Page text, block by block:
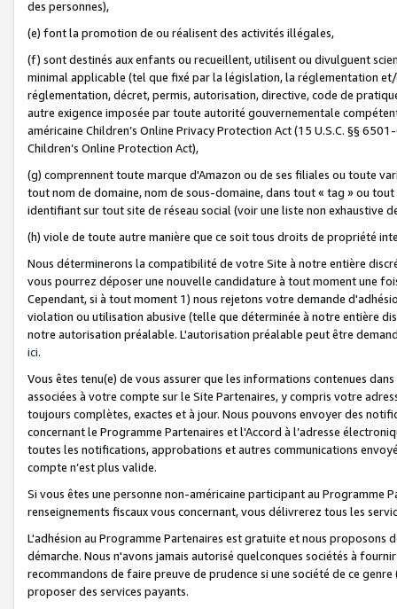
des personnes),
(e) font la promotion de ou réalisent des activités illégales,
(f) sont destinés aux enfants ou recueillent, utilisent ou divulguent
minimal applicable (tel que fixé par la législation, la réglementation
réglementation, décret, permis, autorisation, directive, code de
autre exigence imposée par toute autorité gouvernementale
américaine Children’s Online Privacy Protection Act (15 U.S.C. §§
Children’s Online Protection Act),
(g) comprennent toute marque d'Amazon ou de ses filiales ou toute
tout nom de domaine, nom de sous-domaine, dans tout « tag » ou
identifiant sur tout site de réseau social (voir une liste non exhaustive
(h) viole de toute autre manière que ce soit tous droits de propriété
Nous déterminerons la compatibilité de votre Site à notre entière
vous pourrez déposer une nouvelle candidature à tout moment une
Cependant, si à tout moment 1) nous rejetons votre demande
violation ou utilisation abusive (telle que déterminée à notre entière
notre autorisation préalable. L'autorisation préalable peut être
ici.
Vous êtes tenu(e) de vous assurer que les informations contenues
associées à votre compte sur le Site Partenaires, y compris votre
toujours complètes, exactes et à jour. Nous pouvons envoyer des
concernant le Programme Partenaires et l'Accord à l’adresse
toutes les notifications, approbations et autres communications
compte n’est plus valide.
Si vous êtes une personne non-américaine participant au
renseignements fiscaux vous concernant, vous délivrerez tous les
L'adhésion au Programme Partenaires est gratuite et nous proposons
démarche. Nous n'avons jamais autorisé quelconques sociétés à
recommandons de faire preuve de prudence si une société de ce
proposer des services payants.